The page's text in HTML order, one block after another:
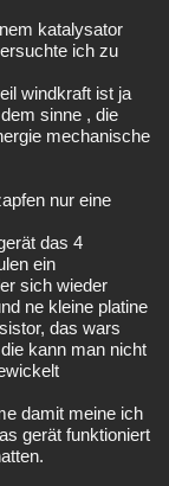
katalysator
ich zu
windkraft ist ja
sinne , die
mechanische
nur eine
das 4
ein
sich wieder
ne kleine platine
das wars
kann man nicht
damit meine ich
gerät funktioniert